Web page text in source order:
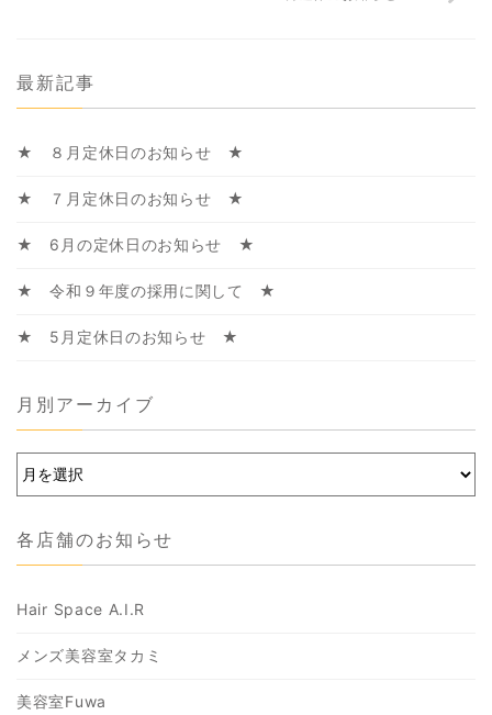
最新記事
★ ８月定休日のお知らせ ★
★ ７月定休日のお知らせ ★
★ 6月の定休日のお知らせ ★
★ 令和９年度の採用に関して ★
★ 5月定休日のお知らせ ★
月別アーカイブ
各店舗のお知らせ
Hair Space A.I.R
メンズ美容室タカミ
美容室Fuwa